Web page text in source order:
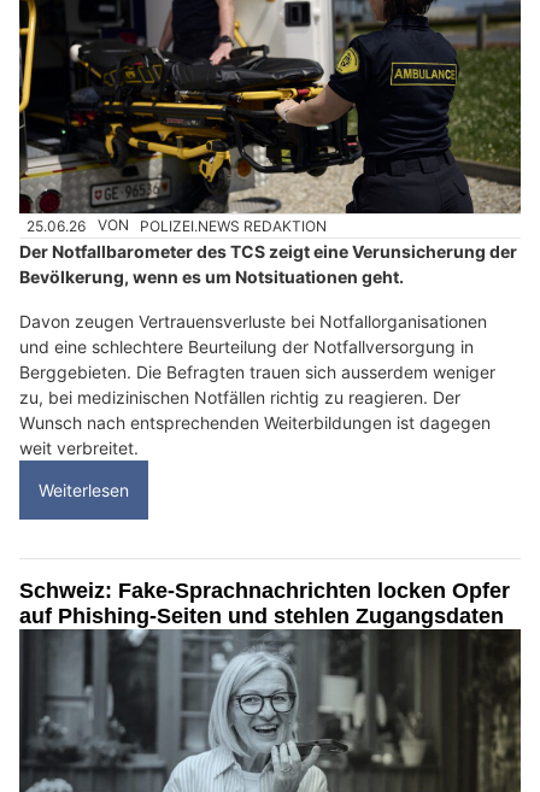
25.06.26 VON POLIZEI.NEWS REDAKTION
Der Notfallbarometer des TCS zeigt eine Verunsicherung der
Bevölkerung, wenn es um Notsituationen geht.
Davon zeugen Vertrauensverluste bei Notfallorganisationen
und eine schlechtere Beurteilung der Notfallversorgung in
Berggebieten. Die Befragten trauen sich ausserdem weniger
zu, bei medizinischen Notfällen richtig zu reagieren. Der
Wunsch nach entsprechenden Weiterbildungen ist dagegen
weit verbreitet.
Weiterlesen
Schweiz: Fake-Sprachnachrichten locken Opfer
auf Phishing-Seiten und stehlen Zugangsdaten